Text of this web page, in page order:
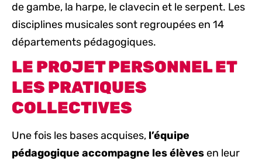
de gambe, la harpe, le clavecin et le serpent. Les
disciplines musicales sont regroupées en 14
départements pédagogiques.
LE PROJET PERSONNEL ET
LES PRATIQUES
COLLECTIVES
Une fois les bases acquises, l’équipe
pédagogique accompagne les élèvesen leur